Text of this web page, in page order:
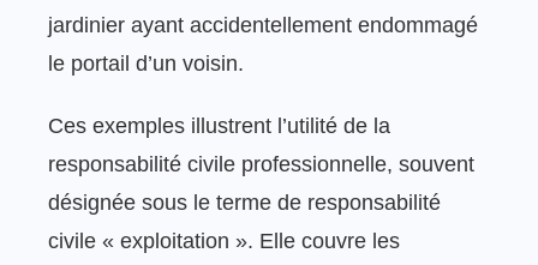
jardinier ayant accidentellement endommagé
le portail d’un voisin.
Ces exemples illustrent l’utilité de la
responsabilité civile professionnelle, souvent
désignée sous le terme de responsabilité
civile « exploitation ». Elle couvre les